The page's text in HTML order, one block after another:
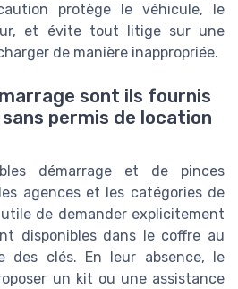
protège le véhicule, le
et évite tout litige sur une
de manière inappropriée.
sont ils fournis
permis de location
démarrage et de pinces
agences et les catégories de
de demander explicitement
disponibles dans le coffre au
des clés. En leur absence, le
un kit ou une assistance